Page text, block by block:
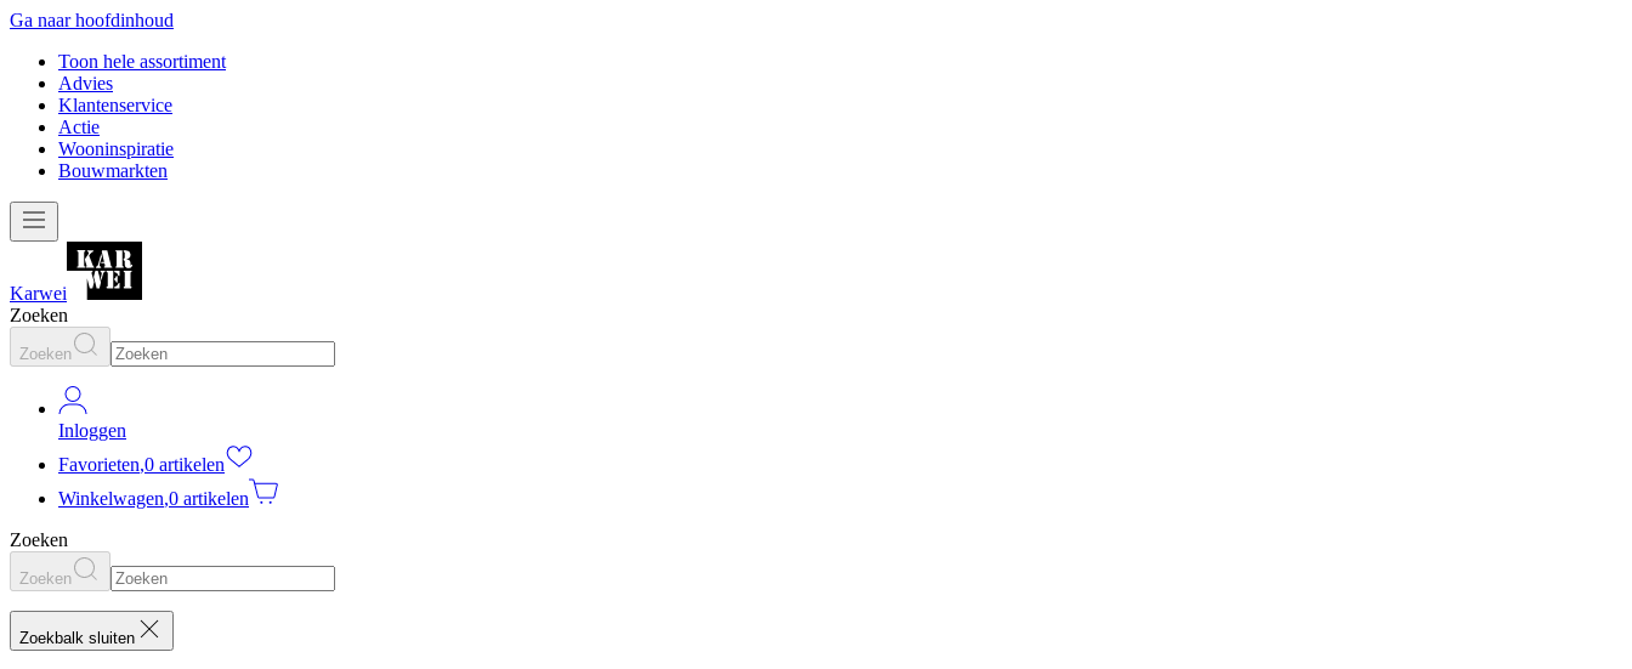
Ga naar hoofdinhoud
Toon hele assortiment
Advies
Klantenservice
Actie
Wooninspiratie
Bouwmarkten
Karwei
Zoeken
Zoeken
Inloggen
Favorieten,0 artikelen
Winkelwagen,0 artikelen
Zoeken
Zoeken
Zoekbalk sluiten